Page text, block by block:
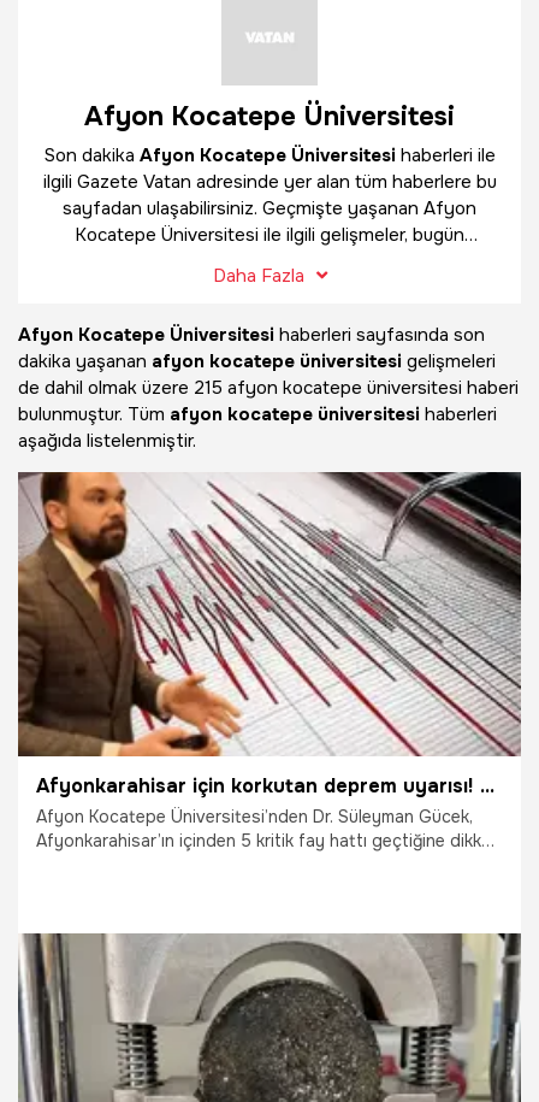
Afyon Kocatepe Üniversitesi
Son dakika Afyon Kocatepe Üniversitesi haberleri ile
ilgili Gazete Vatan adresinde yer alan tüm haberlere bu
sayfadan ulaşabilirsiniz. Geçmişte yaşanan Afyon
Kocatepe Üniversitesi ile ilgili gelişmeler, bugün
Kocatepe Üniversitesihaber sayfamızda bulabilirsiniz.
Daha Fazla
Afyon Kocatepe Üniversitesi haberleri sayfasında son
dakika yaşanan afyon kocatepe üniversitesi gelişmeleri
de dahil olmak üzere 215 afyon kocatepe üniversitesi haberi
bulunmuştur. Tüm afyon kocatepe üniversitesi haberleri
aşağıda listelenmiştir.
Afyonkarahisar için korkutan deprem uyarısı! 5 fay hattı alarm veriyor
Afyon Kocatepe Üniversitesi’nden Dr. Süleyman Gücek,
Afyonkarahisar’ın içinden 5 kritik fay hattı geçtiğine dikkat
7.04.2026 Gündem